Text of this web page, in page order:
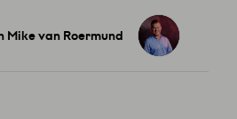
Mike van Roermund